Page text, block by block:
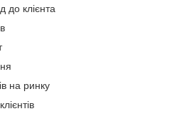
до клієнта
на ринку